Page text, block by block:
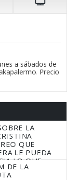
a sábados de
Precio
LA
QUE
LE PUEDA
LO QUE
DE LA